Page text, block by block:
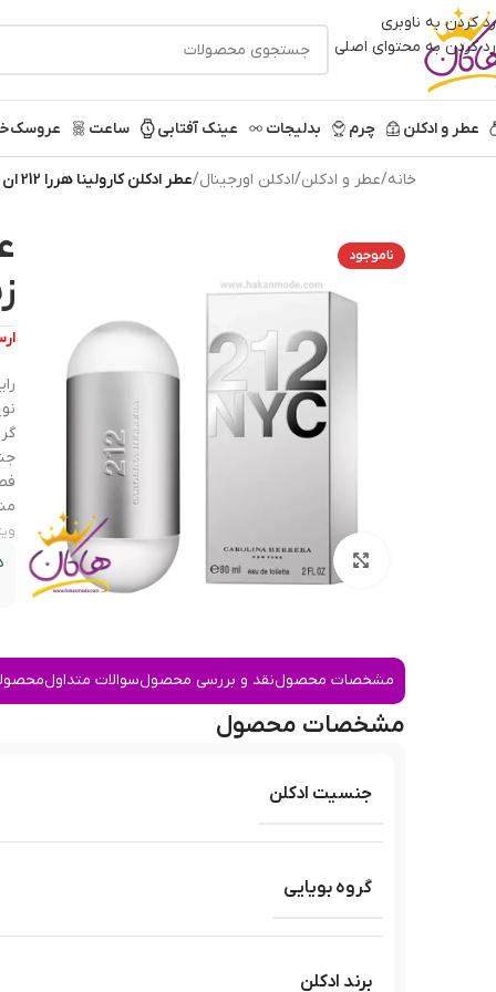
رد کردن به ناوبری
رد کردن به محتوای اصلی
عطر و ادکلن چرم بدلیجات عینک آفتابی ساعت عروسک
خانه/عطر و ادکلن/ادکلن اورجینال/عطر ادکلن کارولینا هررا 212 ان وای سی زنانه 80 میل
ناموجود
بزرگنمایی تصویر
مشخصات محصولنقد و بررسی محصولسوالات متداول
مشخصات محصول
جنسیت ادکلن
گروه بویایی
برند ادکلن